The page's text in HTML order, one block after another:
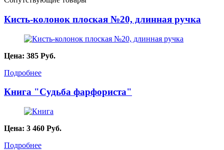
Кисть-колонок плоская №20, длинная ручка
Цена: 385 Руб.
Подробнее
Книга "Судьба фарфориста"
Цена: 3 460 Руб.
Подробнее